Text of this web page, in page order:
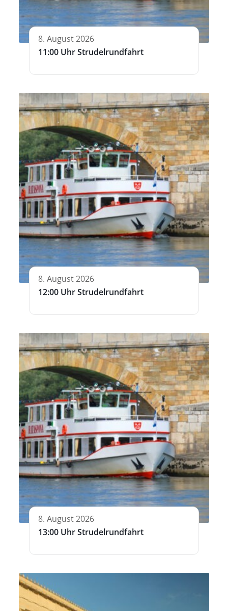
8. August 2026
11:00 Uhr Strudelrundfahrt
8. August 2026
12:00 Uhr Strudelrundfahrt
8. August 2026
13:00 Uhr Strudelrundfahrt